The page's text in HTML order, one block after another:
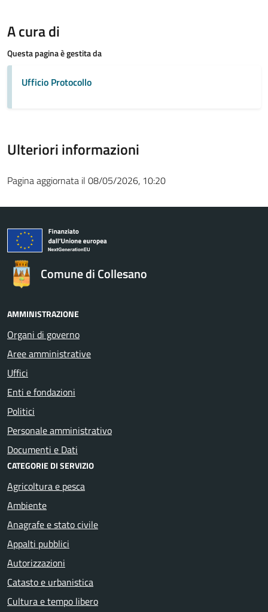
A cura di
Questa pagina è gestita da
Ufficio Protocollo
Ulteriori informazioni
Pagina aggiornata il 08/05/2026, 10:20
Comune di Collesano
AMMINISTRAZIONE
Organi di governo
Aree amministrative
Uffici
Enti e fondazioni
Politici
Personale amministrativo
Documenti e Dati
CATEGORIE DI SERVIZIO
Agricoltura e pesca
Ambiente
Anagrafe e stato civile
Appalti pubblici
Autorizzazioni
Catasto e urbanistica
Cultura e tempo libero